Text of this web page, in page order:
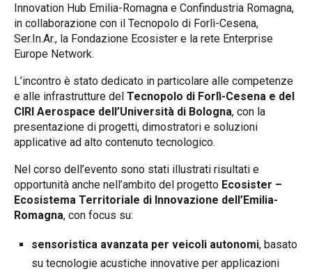
Innovation Hub Emilia-Romagna e Confindustria Romagna,
in collaborazione con il Tecnopolo di Forlì-Cesena,
Ser.In.Ar., la Fondazione Ecosister e la rete Enterprise
Europe Network.
L’incontro è stato dedicato in particolare alle competenze
e alle infrastrutture del Tecnopolo di Forlì-Cesena e del
CIRI Aerospace dell’Università di Bologna, con la
presentazione di progetti, dimostratori e soluzioni
applicative ad alto contenuto tecnologico.
Nel corso dell’evento sono stati illustrati risultati e
opportunità anche nell’ambito del progetto Ecosister –
Ecosistema Territoriale di Innovazione dell’Emilia-
Romagna, con focus su:
sensoristica avanzata per veicoli autonomi, basato
su tecnologie acustiche innovative per applicazioni